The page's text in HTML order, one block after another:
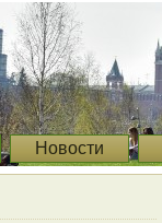
Новости